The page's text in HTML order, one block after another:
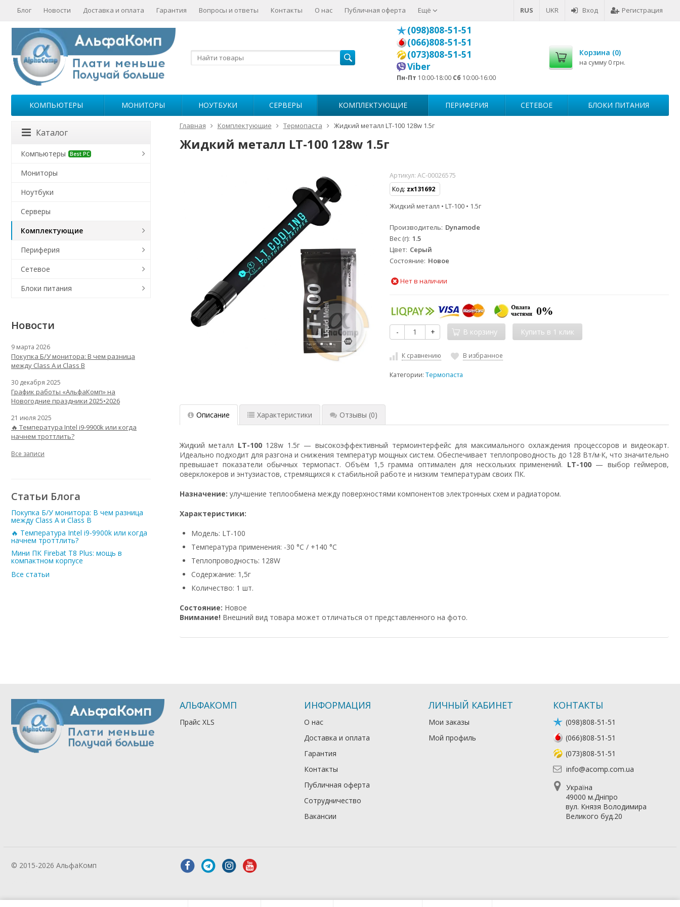
RUS UKR Вход Регистрация
Блог Новости Доставка и оплата Гарантия Вопросы и ответы Контакты О нас Публичная оферта Ещё
(098)808-51-51
(066)808-51-51
(073)808-51-51
Viber
Пн-Пт 10:00-18:00 Сб 10:00-16:00
Корзина (0)
на сумму 0 грн.
КОМПЬЮТЕРЫ МОНИТОРЫ НОУТБУКИ СЕРВЕРЫ КОМПЛЕКТУЮЩИЕ ПЕРИФЕРИЯ СЕТЕВОЕ БЛОКИ ПИТАНИЯ
Главная Комплектующие Термопаста Жидкий металл LT-100 128w 1.5г
Жидкий металл LT-100 128w 1.5г
Артикул:AC-00026575
Код: zx131692
Жидкий металл • LT-100 • 1.5г
Производитель Dynamode
Вес (г) 1.5
Цвет Серый
Состояние Новое
Нет в наличии
- + В корзину
К сравнению В избранное
Категории:Термопаста
Описание Характеристики Отзывы (0)
Жидкий металл LT-100128w 1.5г — высокоэффективный термоинтерфейс для максимального охлаждения процессоров и видеокарт.
Идеально подходит для разгона и снижения температур мощных систем. Обеспечивает теплопроводность до 128 Вт/м·К, что значительно
превышает показатели обычных термопаст. Объём 1,5 грамма оптимален для нескольких применений. LT-100— выбор геймеров,
оверклокеров и энтузиастов, стремящихся к стабильной работе и низким температурам своих ПК.
Назначение: улучшение теплообмена между поверхностями компонентов электронных схем и радиатором.
Характеристики:
Модель: LT-100
Температура применения: -30 °C / +140 °C
Теплопроводность: 128W
Содержание: 1,5г
Количество: 1 шт.
Состояние: Новое
Внимание! Внешний вид товара может отличаться от представленного на фото.
Каталог
Компьютеры Best PC
Мониторы
Ноутбуки
Серверы
Комплектующие
Периферия
Сетевое
Блоки питания
Новости
9 марта 2026
Покупка Б/У монитора: В чем разница
между Class A и Class B
30 декабря 2025
График работы «АльфаКомп» на
Новогодние праздники 2025•2026
21 июля 2025
🔥 Температура Intel i9-9900k или когда
начнем троттлить?
Все записи
Статьи Блога
Покупка Б/У монитора: В чем разница
между Class A и Class B
🔥 Температура Intel i9-9900k или когда
начнем троттлить?
Мини ПК Firebat T8 Plus: мощь в
компактном корпусе
Все статьи
АЛЬФАКОМП
Прайс XLS
ИНФОРМАЦИЯ
О нас
Доставка и оплата
Гарантия
Контакты
Публичная оферта
Сотрудничество
Вакансии
ЛИЧНЫЙ КАБИНЕТ
Мои заказы
Мой профиль
КОНТАКТЫ
(098)808-51-51
(066)808-51-51
(073)808-51-51
info@acomp.com.ua
Україна
49000 м.Дніпро
вул. Князя Володимира
Великого буд.20
© 2015-2026 АльфаКомп